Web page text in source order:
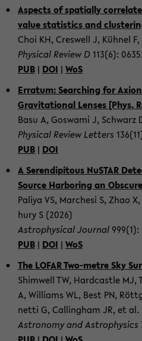
Aspects of spa­ti­al­ly
value sta­tis­tics and
Choi KH, Cres­well J, Kühnel
Phy­si­cal Re­view D 113(6):
PUB | DOI | WoS
Er­ra­tum: Se­ar­ching for
Gra­vi­ta­tio­nal Len­ses [Phys.
Basu A, Gos­wa­mi J, Schwarz
Phy­si­cal Re­view Let­ters
PUB | DOI
A Se­ren­di­pi­tous NuSTAR
Source Har­bo­ring an
Pa­li­ya VS, Mar­che­si S, Zhao
hu­ry S (2026)
As­tro­phy­si­cal Jour­nal 999(1):
PUB | DOI | WoS
The LOFAR Two-​metre Sky
Shim­well TW, Hard­cast­le
A, Wil­liams WL, Best PN,
net­ti G, Cal­ling­ham JR, et al.
As­tro­no­my and As­tro­phy­sics